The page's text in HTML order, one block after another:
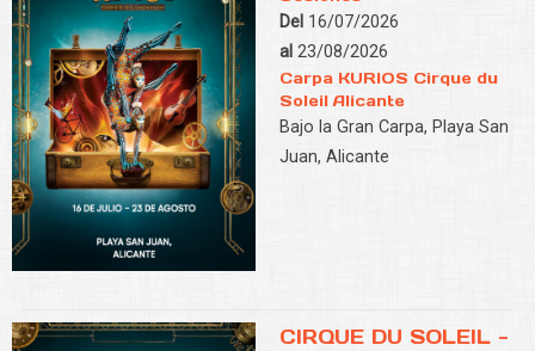
Del 16/07/2026
al 23/08/2026
Carpa KURIOS Cirque du
Soleil Alicante
Bajo la Gran Carpa, Playa San
Juan, Alicante
CIRQUE DU SOLEIL -